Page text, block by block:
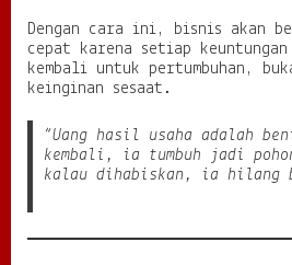
Dengan cara ini, bisnis akan
cepat karena setiap
kembali untuk pertumbuhan,
keinginan sesaat.
“Uang hasil usaha adalah
kembali, ia tumbuh jadi
kalau dihabiskan, ia hilang